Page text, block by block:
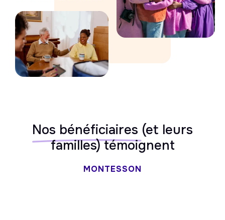
Nos bénéficiaires (et leurs
familles) témoignent
MONTESSON